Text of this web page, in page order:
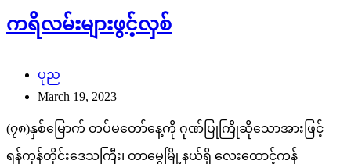
ကရိလမ်းများဖွင့်လှစ်
ပုည
March 19, 2023
(၇၈)နှစ်မြောက် တပ်မတော်နေ့ကို ဂုဏ်ပြုကြိုဆိုသောအားဖြင့်
ရန်ကုန်တိုင်းဒေသကြီး၊ တာမွေမြို့နယ်ရှိ လေးထောင့်ကန်